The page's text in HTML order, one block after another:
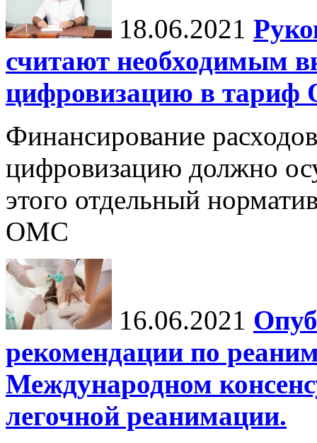
18.06.2021
считают необходимым
цифровизацию в
Финансирование
цифровизацию должно
этого отдельный
ОМС
16.06.2021
рекомендации по
Международном
легочной реанимации.